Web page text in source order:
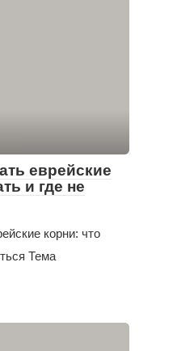
еврейские
и где не
корни: что
Тема